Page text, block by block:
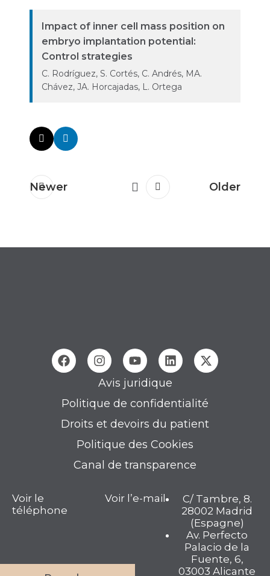
Impact of inner cell mass position on
embryo implantation potential:
Control strategies
C. Rodríguez, S. Cortés, C. Andrés, MA.
Chávez, JA. Horcajadas, L. Ortega
Newer Older
Avis juridique
Politique de confidentialité
Droits et devoirs du patient
Politique des Cookies
Canal de transparence
Voir le
téléphone
Voir l’e-mail
C/ Tambre, 8.
28002 Madrid
(Espagne)
Av. Perfecto
Palacio de la
Fuente, 6,
03003 Alicante